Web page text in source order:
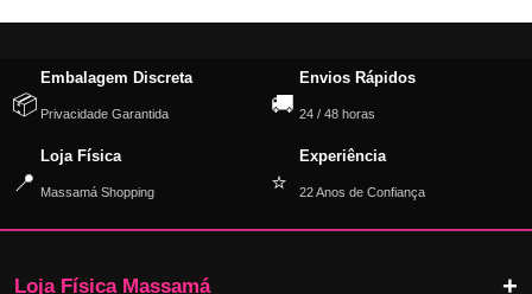
📦
Embalagem Discreta
Privacidade Garantida 🚚
Envios Rápidos
24 / 48 horas
📍
Loja Física
Massamá Shopping ⭐
Experiência
22 Anos de Confiança
Loja Física Massamá